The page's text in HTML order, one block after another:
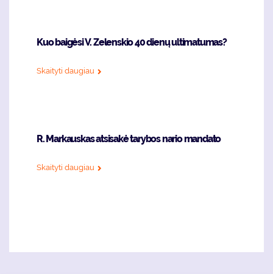
Kuo baigėsi V. Zelenskio 40 dienų ultimatumas?
Skaityti daugiau
R. Markauskas atsisakė tarybos nario mandato
Skaityti daugiau